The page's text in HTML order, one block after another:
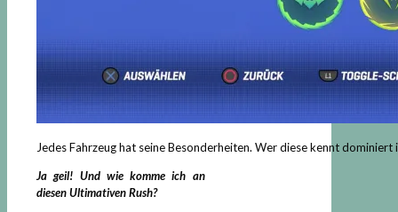
Jedes Fahrzeug hat seine Besonderheiten. Wer diese kennt dominiert
Ja geil! Und wie komme ich an
diesen Ultimativen Rush?